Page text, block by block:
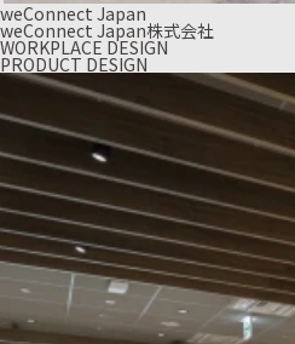
weConnect Japan
weConnect Japan株式会社
WORKPLACE DESIGN
PRODUCT DESIGN